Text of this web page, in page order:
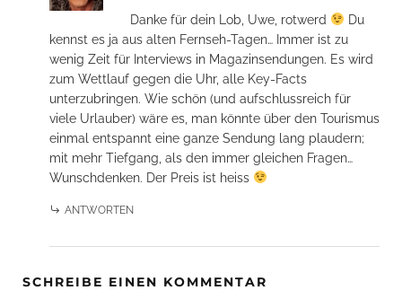
Danke für dein Lob, Uwe, rotwerd
Du
kennst es ja aus alten Fernseh-Tagen… Immer ist zu
wenig Zeit für Interviews in Magazinsendungen. Es wird
zum Wettlauf gegen die Uhr, alle Key-Facts
unterzubringen. Wie schön (und aufschlussreich für
viele Urlauber) wäre es, man könnte über den Tourismus
einmal entspannt eine ganze Sendung lang plaudern;
mit mehr Tiefgang, als den immer gleichen Fragen…
Wunschdenken. Der Preis ist heiss
ANTWORTEN
SCHREIBE EINEN KOMMENTAR